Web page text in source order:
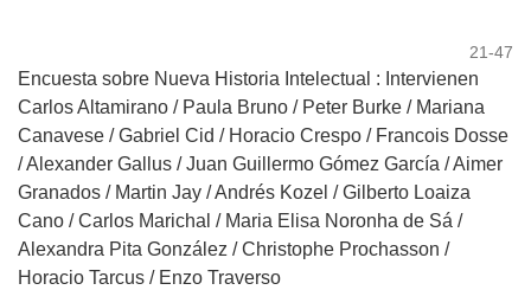
21-47
Encuesta sobre Nueva Historia Intelectual : Intervienen
Carlos Altamirano / Paula Bruno / Peter Burke / Mariana
Canavese / Gabriel Cid / Horacio Crespo / Francois Dosse
/ Alexander Gallus / Juan Guillermo Gómez García / Aimer
Granados / Martin Jay / Andrés Kozel / Gilberto Loaiza
Cano / Carlos Marichal / Maria Elisa Noronha de Sá /
Alexandra Pita González / Christophe Prochasson /
Horacio Tarcus / Enzo Traverso